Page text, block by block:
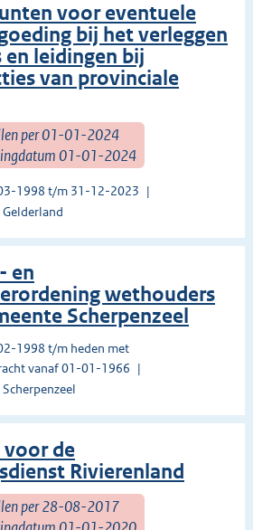
voor eventuele
bij het verleggen
en leidingen bij
van provinciale
per 01-01-2024
01-01-2024
1998 t/m 31-12-2023
en
wethouders
Scherpenzeel
1998 t/m heden met
vanaf 01-01-1966
voor de
Rivierenland
per 28-08-2017